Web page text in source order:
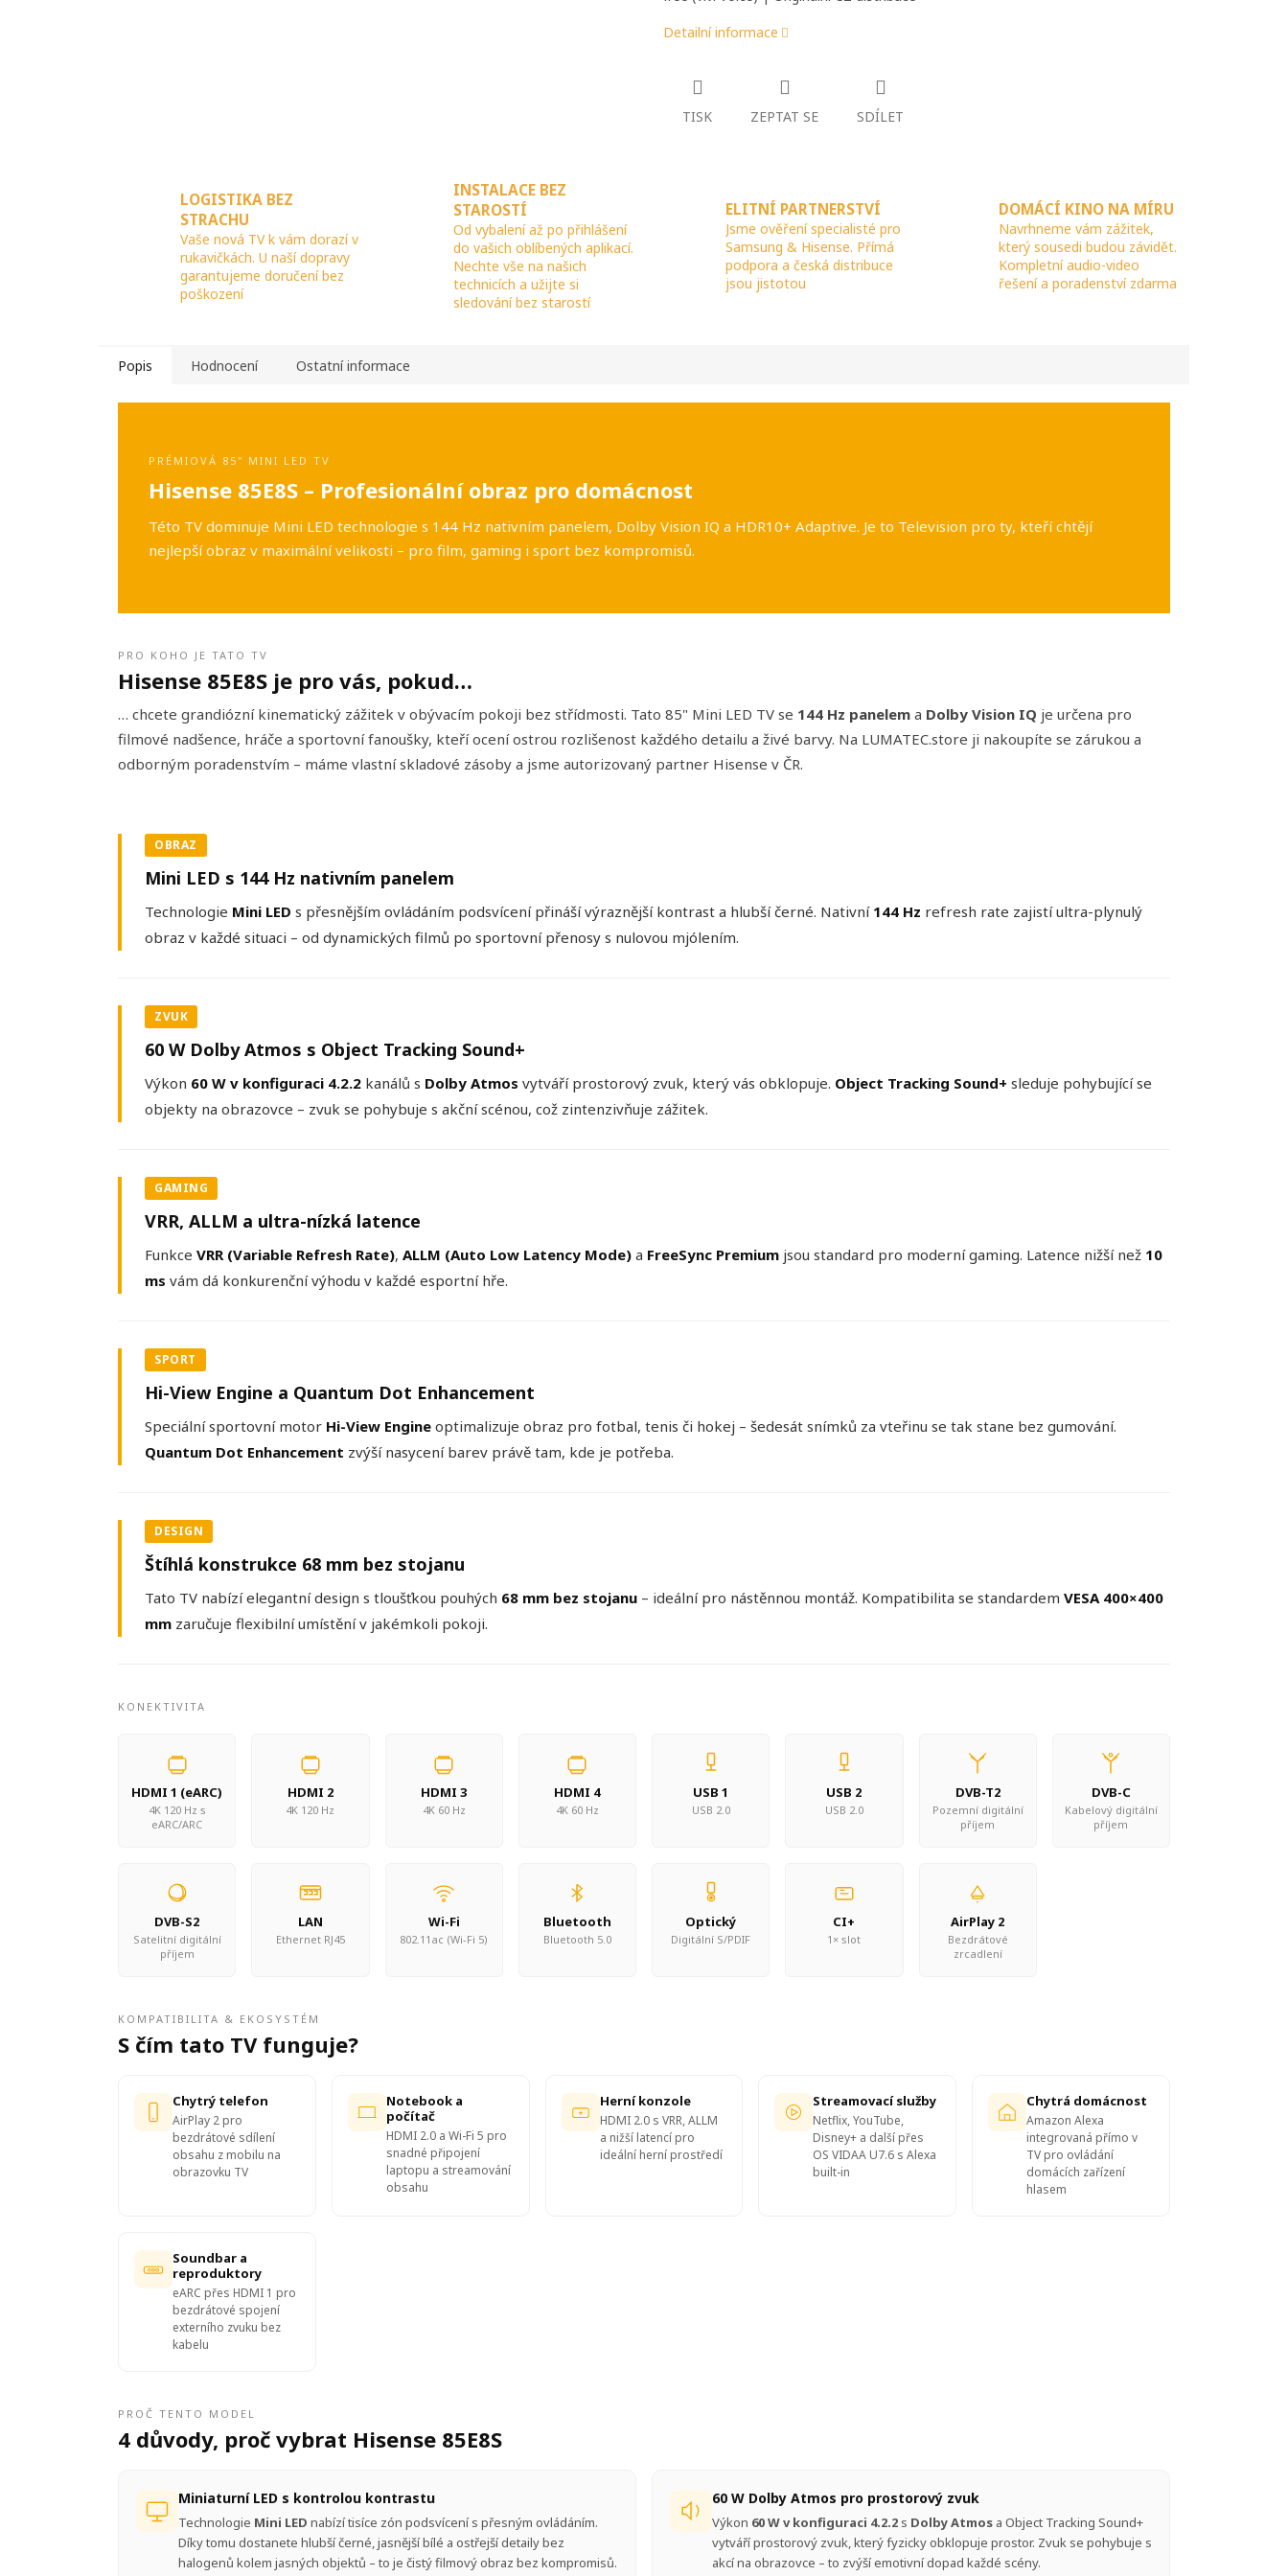
Detailní informace
TISK ZEPTAT SE SDÍLET
LOGISTIKA BEZ
STRACHU
Vaše nová TV k vám dorazí v
rukavičkách. U naší dopravy
garantujeme doručení bez
poškození
INSTALACE BEZ
STAROSTÍ
Od vybalení až po přihlášení
do vašich oblíbených aplikací.
Nechte vše na našich
technicích a užijte si
sledování bez starostí
ELITNÍ PARTNERSTVÍ
Jsme ověření specialisté pro
Samsung & Hisense. Přímá
podpora a česká distribuce
jsou jistotou
DOMÁCÍ KINO NA MÍRU
Navrhneme vám zážitek,
který sousedi budou závidět.
Kompletní audio-video
řešení a poradenství zdarma
Popis Hodnocení Ostatní informace
PRÉMIOVÁ 85" MINI LED TV
Hisense 85E8S – Profesionální obraz pro domácnost
Této TV dominuje Mini LED technologie s 144 Hz nativním panelem, Dolby Vision IQ a HDR10+ Adaptive. Je to Television pro ty, kteří chtějí
nejlepší obraz v maximální velikosti – pro film, gaming i sport bez kompromisů.
PRO KOHO JE TATO TV
Hisense 85E8S je pro vás, pokud…
… chcete grandiózní kinematický zážitek v obývacím pokoji bez střídmosti. Tato 85" Mini LED TV se 144 Hz panelem a Dolby Vision IQ je určena pro
filmové nadšence, hráče a sportovní fanoušky, kteří ocení ostrou rozlišenost každého detailu a živé barvy. Na LUMATEC.store ji nakoupíte se zárukou a
odborným poradenstvím – máme vlastní skladové zásoby a jsme autorizovaný partner Hisense v ČR.
OBRAZ
Mini LED s 144 Hz nativním panelem
Technologie Mini LED s přesnějším ovládáním podsvícení přináší výraznější kontrast a hlubší černé. Nativní 144 Hz refresh rate zajistí ultra-plynulý
obraz v každé situaci – od dynamických filmů po sportovní přenosy s nulovou mjólením.
ZVUK
60 W Dolby Atmos s Object Tracking Sound+
Výkon 60 W v konfiguraci 4.2.2 kanálů s Dolby Atmos vytváří prostorový zvuk, který vás obklopuje. Object Tracking Sound+ sleduje pohybující se
objekty na obrazovce – zvuk se pohybuje s akční scénou, což zintenzivňuje zážitek.
GAMING
VRR, ALLM a ultra-nízká latence
Funkce VRR (Variable Refresh Rate), ALLM (Auto Low Latency Mode) a FreeSync Premium jsou standard pro moderní gaming. Latence nižší než 10
ms vám dá konkurenční výhodu v každé esportní hře.
SPORT
Hi-View Engine a Quantum Dot Enhancement
Speciální sportovní motor Hi-View Engine optimalizuje obraz pro fotbal, tenis či hokej – šedesát snímků za vteřinu se tak stane bez gumování.
Quantum Dot Enhancement zvýší nasycení barev právě tam, kde je potřeba.
DESIGN
Štíhlá konstrukce 68 mm bez stojanu
Tato TV nabízí elegantní design s tloušťkou pouhých 68 mm bez stojanu – ideální pro nástěnnou montáž. Kompatibilita se standardem VESA 400×400
mm zaručuje flexibilní umístění v jakémkoli pokoji.
KONEKTIVITA
HDMI 1 (eARC)
4K 120 Hz s
eARC/ARC
HDMI 2
4K 120 Hz
HDMI 3
4K 60 Hz
HDMI 4
4K 60 Hz
USB 1
USB 2.0
USB 2
USB 2.0
DVB-T2
Pozemní digitální
příjem
DVB-C
Kabelový digitální
příjem
DVB-S2
Satelitní digitální
příjem
LAN
Ethernet RJ45
Wi-Fi
802.11ac (Wi-Fi 5)
Bluetooth
Bluetooth 5.0
Optický
Digitální S/PDIF
CI+
1× slot
AirPlay 2
Bezdrátové
zrcadlení
KOMPATIBILITA & EKOSYSTÉM
S čím tato TV funguje?
Chytrý telefon
AirPlay 2 pro
bezdrátové sdílení
obsahu z mobilu na
obrazovku TV
Notebook a
počítač
HDMI 2.0 a Wi-Fi 5 pro
snadné připojení
laptopu a streamování
obsahu
Herní konzole
HDMI 2.0 s VRR, ALLM
a nižší latencí pro
ideální herní prostředí
Streamovací služby
Netflix, YouTube,
Disney+ a další přes
OS VIDAA U7.6 s Alexa
built-in
Chytrá domácnost
Amazon Alexa
integrovaná přímo v
TV pro ovládání
domácích zařízení
hlasem
Soundbar a
reproduktory
eARC přes HDMI 1 pro
bezdrátové spojení
externího zvuku bez
kabelu
PROČ TENTO MODEL
4 důvody, proč vybrat Hisense 85E8S
Miniaturní LED s kontrolou kontrastu
Technologie Mini LED nabízí tisíce zón podsvícení s přesným ovládáním.
Díky tomu dostanete hlubší černé, jasnější bílé a ostřejší detaily bez
halogenů kolem jasných objektů – to je čistý filmový obraz bez kompromisů.
60 W Dolby Atmos pro prostorový zvuk
Výkon 60 W v konfiguraci 4.2.2 s Dolby Atmos a Object Tracking Sound+
vytváří prostorový zvuk, který fyzicky obklopuje prostor. Zvuk se pohybuje s
akcí na obrazovce – to zvýší emotivní dopad každé scény.